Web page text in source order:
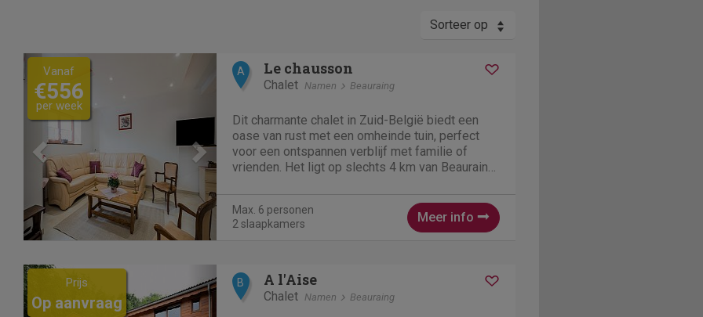
Sorteer op
Previous Next
Vanaf
€556
per week
A Le chausson
Chalet Namen Beauraing
Dit charmante chalet in Zuid-België biedt een
oase van rust met een omheinde tuin, perfect
voor een ontspannen verblijf met familie of
vrienden. Het ligt op slechts 4 km van Beauraing
wandelpaden langs de Lesse. Bezoek...
Max. 6 personen
2 slaapkamers
Meer info
Previous Next
Prijs
Op aanvraag
B A l'Aise
Chalet Namen Beauraing